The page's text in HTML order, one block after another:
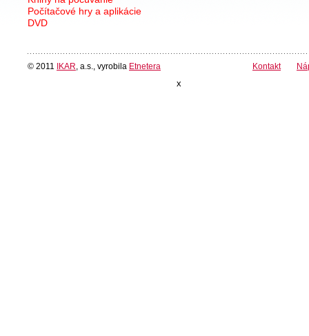
Počítačové hry a aplikácie
DVD
© 2011 IKAR , a.s., vyrobila Etnetera Kontakt
x